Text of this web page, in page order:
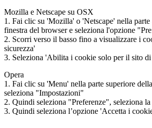
Mozilla e Netscape su OSX
1. Fai clic su 'Mozilla' o 'Netscape' nella parte
finestra del browser e seleziona l'opzione
2. Scorri verso il basso fino a visualizzare i
sicurezza'
3. Seleziona 'Abilita i cookie solo per il sito
Opera
1. Fai clic su 'Menu' nella parte superiore
seleziona "Impostazioni"
2. Quindi seleziona "Preferenze", seleziona
3. Quindi seleziona l’opzione 'Accetta i